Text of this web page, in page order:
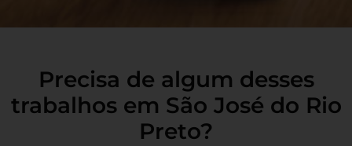
Precisa de algum desses
trabalhos em São José do Rio
Preto?